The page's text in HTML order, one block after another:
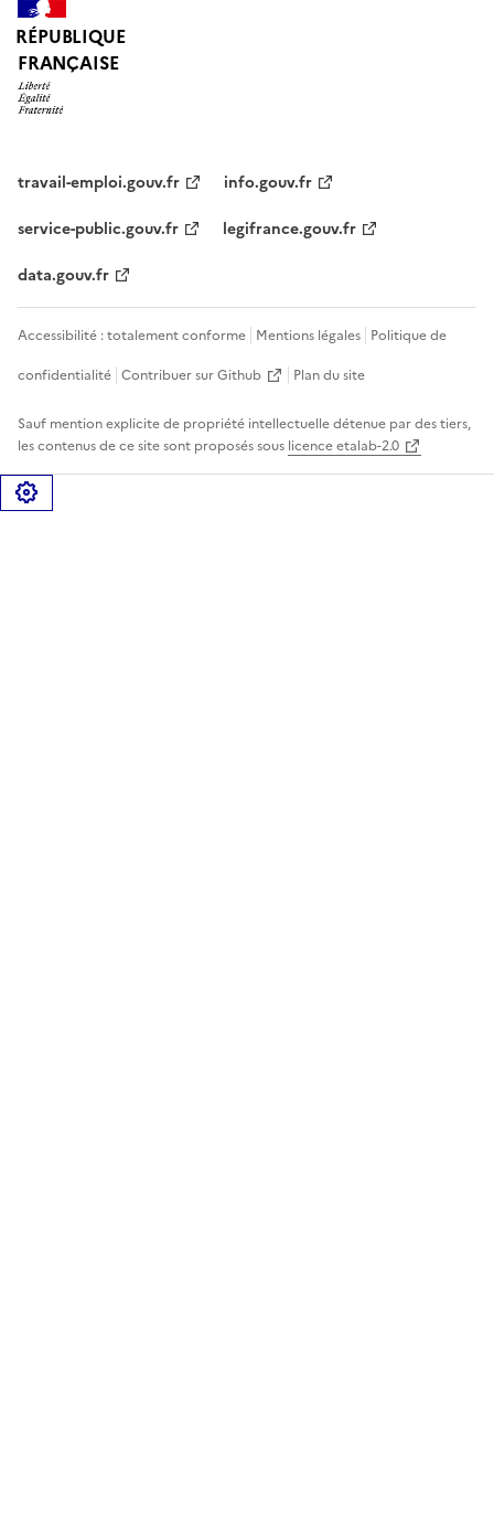
RÉPUBLIQUE
FRANÇAISE
travail-emploi.gouv.fr
info.gouv.fr
service-public.gouv.fr
legifrance.gouv.fr
data.gouv.fr
Accessibilité : totalement conforme Mentions légales Politique de
confidentialité Contribuer sur Github Plan du site
Sauf mention explicite de propriété intellectuelle détenue par des tiers,
les contenus de ce site sont proposés sous licence etalab-2.0
Gérer les cookies